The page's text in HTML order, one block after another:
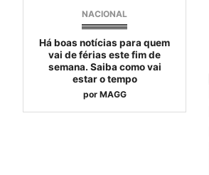
NACIONAL
Há boas notícias para quem
vai de férias este fim de
semana. Saiba como vai
estar o tempo
por MAGG